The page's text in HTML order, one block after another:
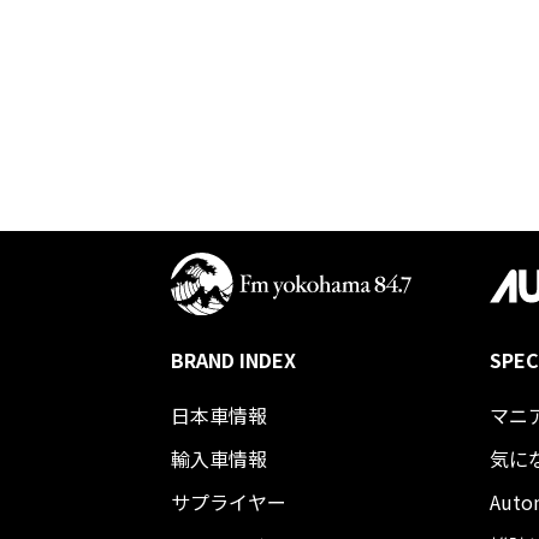
BRAND INDEX
日本車情報​
輸入車情報
サプライヤー
マニ
気に